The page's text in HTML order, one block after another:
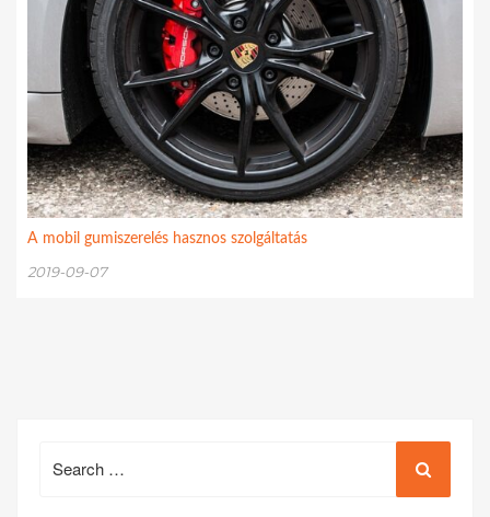
A mobil gumiszerelés hasznos szolgáltatás
2019-09-07
for: